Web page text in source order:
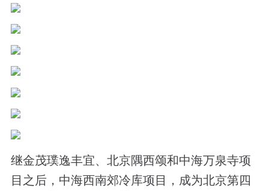
继金茂璞逸丰宜、北京隅西颂和中海万泉寺项
目之后，中海西南郊冷库项目，成为北京第四